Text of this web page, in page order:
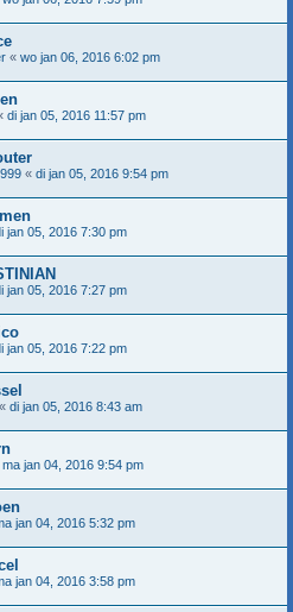
« wo jan 06, 2016 6:02 pm
di jan 05, 2016 11:57 pm
« di jan 05, 2016 9:54 pm
jan 05, 2016 7:30 pm
jan 05, 2016 7:27 pm
jan 05, 2016 7:22 pm
« di jan 05, 2016 8:43 am
ma jan 04, 2016 9:54 pm
jan 04, 2016 5:32 pm
jan 04, 2016 3:58 pm